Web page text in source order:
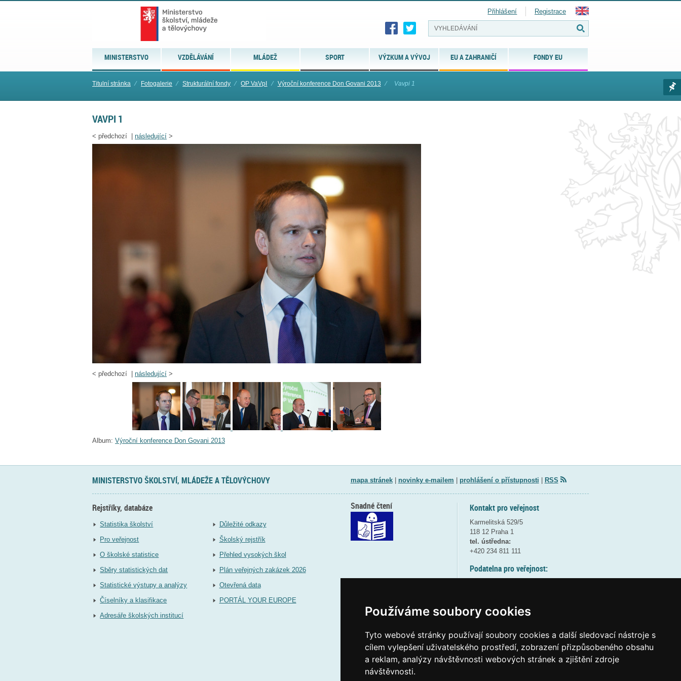
Používáme soubory cookies
Tyto webové stránky používají soubory cookies a další sledovací nástroje s
cílem vylepšení uživatelského prostředí, zobrazení přizpůsobeného obsahu
a reklam, analýzy návštěvnosti webových stránek a zjištění zdroje
návštěvnosti.
MINISTERSTVO VZDĚLÁVÁNÍ MLÁDEŽ SPORT VÝZKUM A VÝVOJ EU A ZAHRANIČÍ FONDY EU
Přihlášení Registrace
Titulní stránka ⁄ Fotogalerie ⁄ Strukturální fondy ⁄ OP VaVpI ⁄ Výroční konference Don Govani 2013 ⁄ Vavpi 1
VAVPI 1
< předchozí | následující >
< předchozí | následující >
Album: Výroční konference Don Govani 2013
MINISTERSTVO ŠKOLSTVÍ, MLÁDEŽE A TĚLOVÝCHOVY mapa stránek| novinky e-mailem prohlášení o přístupnosti RSS
Rejstříky, databáze
Statistika školství
Pro veřejnost
O školské statistice
Sběry statistických dat
Statistické výstupy a analýzy
Číselníky a klasifikace
Adresáře školských institucí
Důležité odkazy
Školský rejstřík
Přehled vysokých škol
Plán veřejných zakázek 2026
Otevřená data
PORTÁL YOUR EUROPE
Kontakt pro veřejnost
Karmelitská 529/5
118 12 Praha 1
tel. ústředna:
+420 234 811 111
Podatelna pro veřejnost:
(více informací
Elektronická podatelna:
posta@msmtgov cz
Snadné čtení